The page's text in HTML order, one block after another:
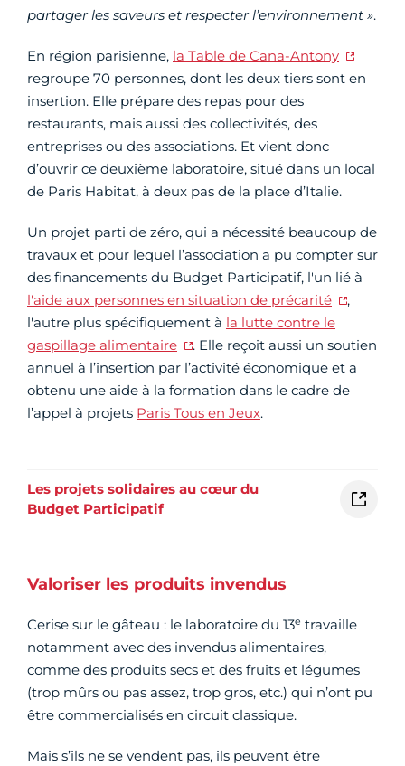
partager les saveurs et respecter l’environnement ».
En région parisienne, la Table de Cana-Antony
regroupe 70 personnes, dont les deux tiers sont en
insertion. Elle prépare des repas pour des
restaurants, mais aussi des collectivités, des
entreprises ou des associations. Et vient donc
d’ouvrir ce deuxième laboratoire, situé dans un local
de Paris Habitat, à deux pas de la place d’Italie.
Un projet parti de zéro, qui a nécessité beaucoup de
travaux et pour lequel l’association a pu compter sur
des financements du Budget Participatif, l'un lié à
l'aide aux personnes en situation de précarité
,
l'autre plus spécifiquement à la lutte contre le
gaspillage alimentaire
. Elle reçoit aussi un soutien
annuel à l’insertion par l’activité économique et a
obtenu une aide à la formation dans le cadre de
l’appel à projets Paris Tous en Jeux.
Les projets solidaires au cœur du
Budget Participatif
Valoriser les produits invendus
Cerise sur le gâteau : le laboratoire du 13e travaille
notamment avec des invendus alimentaires,
comme des produits secs et des fruits et légumes
(trop mûrs ou pas assez, trop gros, etc.) qui n’ont pu
être commercialisés en circuit classique.
Mais s’ils ne se vendent pas, ils peuvent être